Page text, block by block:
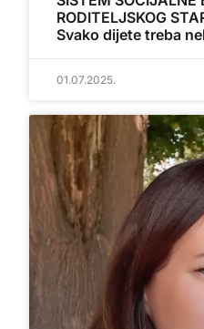
RODITELJSKOG
Svako dijete treba
01.07.2025.